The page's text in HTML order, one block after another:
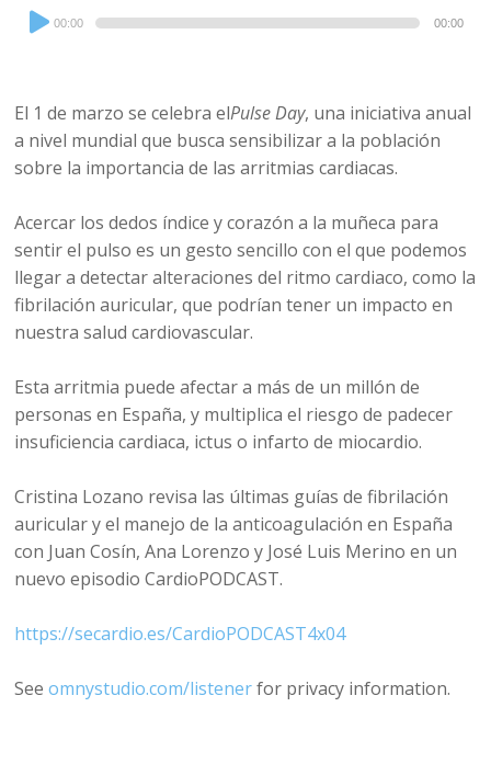
Audio
Player
00:00 00:00
El 1 de marzo se celebra elPulse Day, una iniciativa anual
a nivel mundial que busca sensibilizar a la población
sobre la importancia de las arritmias cardiacas.
Acercar los dedos índice y corazón a la muñeca para
sentir el pulso es un gesto sencillo con el que podemos
llegar a detectar alteraciones del ritmo cardiaco, como la
fibrilación auricular, que podrían tener un impacto en
nuestra salud cardiovascular.
Esta arritmia puede afectar a más de un millón de
personas en España, y multiplica el riesgo de padecer
insuficiencia cardiaca, ictus o infarto de miocardio.
Cristina Lozano revisa las últimas guías de fibrilación
auricular y el manejo de la anticoagulación en España
con Juan Cosín, Ana Lorenzo y José Luis Merino en un
nuevo episodio CardioPODCAST.
https://secardio.es/CardioPODCAST4x04
Seeomnystudio.com/listenerfor privacy information.